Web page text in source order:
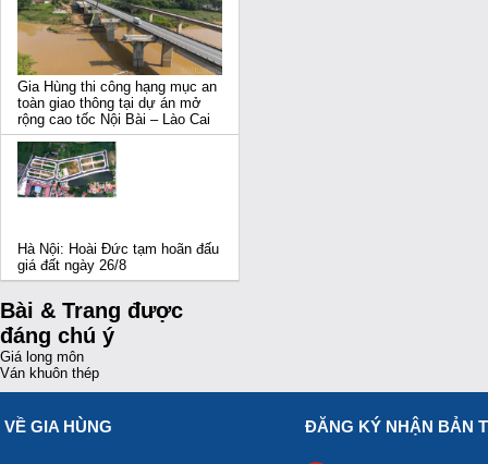
Gia Hùng thi công hạng mục an
toàn giao thông tại dự án mở
rộng cao tốc Nội Bài – Lào Cai
Hà Nội: Hoài Đức tạm hoãn đấu
giá đất ngày 26/8
Bài & Trang được
đáng chú ý
Giá long môn
Ván khuôn thép
VỀ GIA HÙNG ĐĂNG KÝ NHẬN BẢN